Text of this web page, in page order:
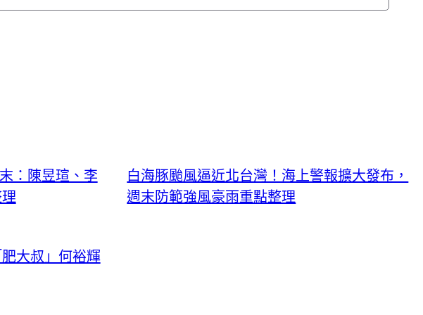
：陳昱瑄、李
白海豚颱風逼近北台灣！海上警報擴大發布，
週末防範強風豪雨重點整理
大叔」何裕輝